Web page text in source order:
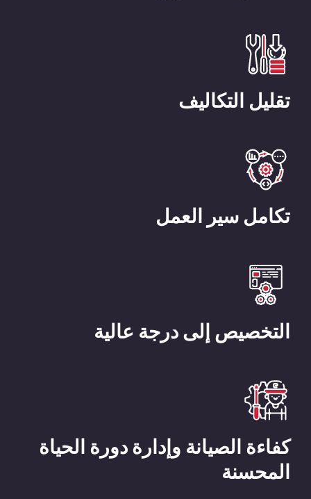
تقليل التكاليف
تكامل سير العمل
التخصيص إلى درجة عالية
كفاءة الصيانة وإدارة دورة الحياة
المحسنة